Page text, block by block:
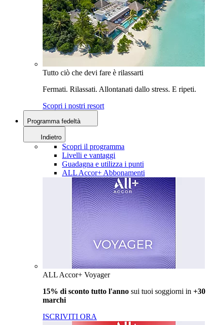
Tutto ciò che devi fare è rilassarti
Fermati. Rilassati. Allontanati dallo stress. E ripeti.
Scopri i nostri resort
Programma fedeltà
Indietro
Scopri il programma
Livelli e vantaggi
Guadagna e utilizza i punti
ALL Accor+ Abbonamenti
ALL Accor+ Voyager
15% di sconto tutto l'anno sui tuoi soggiorni in +30
marchi
ISCRIVITI ORA